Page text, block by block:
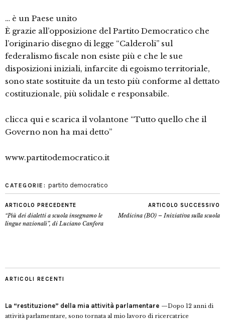
… è un Paese unito
È grazie all’opposizione del Partito Democratico che
l’originario disegno di legge “Calderoli” sul
federalismo fiscale non esiste più e che le sue
disposizioni iniziali, infarcite di egoismo territoriale,
sono state sostituite da un testo più conforme al dettato
costituzionale, più solidale e responsabile.
clicca qui e scarica il volantone “Tutto quello che il
Governo non ha mai detto”
www.partitodemocratico.it
CATEGORIE: partito democratico
ARTICOLO PRECEDENTE
“Più dei dialetti a scuola insegnamo le
lingue nazionali”, di Luciano Canfora
ARTICOLO SUCCESSIVO
Medicina (BO) – Iniziativa sulla scuola
ARTICOLI RECENTI
La “restituzione” della mia attività parlamentare
Dopo 12 anni di
attività parlamentare, sono tornata al mio lavoro di ricercatrice